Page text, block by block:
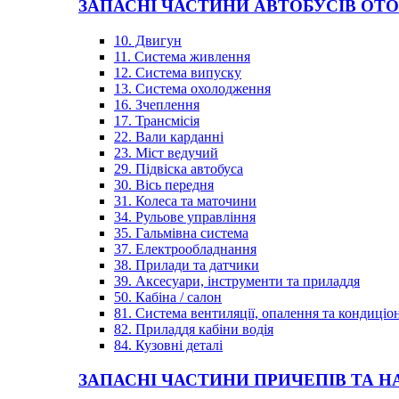
ЗАПАСНІ ЧАСТИНИ АВТОБУСІВ
10. Двигун
11. Система живлення
12. Система випуску
13. Система охолодження
16. Зчеплення
17. Трансмісія
22. Вали карданні
23. Міст ведучий
29. Підвіска автобуса
30. Вісь передня
31. Колеса та маточини
34. Рульове управління
35. Гальмівна система
37. Електрообладнання
38. Прилади та датчики
39. Аксесуари, інструменти та приладдя
50. Кабіна / салон
81. Система вентиляції, опалення та
82. Приладдя кабіни водія
84. Кузовні деталі
ЗАПАСНІ ЧАСТИНИ ПРИЧЕПІВ ТА